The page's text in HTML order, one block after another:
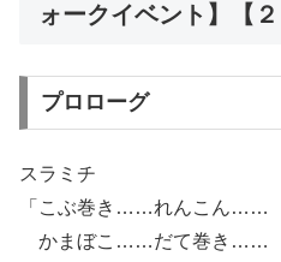
ォークイベント】【２
プロローグ
スラミチ
「こぶ巻き……れんこん……
かまぼこ……だて巻き……